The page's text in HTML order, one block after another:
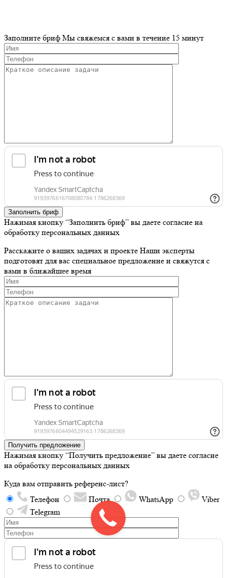
Заполните бриф Мы свяжемся с вами в течение 15 минут
Заполнить бриф
Нажимая кнопку “Заполнить бриф” вы даете согласие на
обработку персональных данных
Расскажите о ваших задачах и проекте Наши эксперты
подготовят для вас специальное предложение и свяжутся с
вами в ближайшее время
Получить предложение
Нажимая кнопку “Получить предложение” вы даете согласие
на обработку персональных данных
Куда вам отправить референс-лист?
Телефон
Почта WhatsApp
Viber
Telegram